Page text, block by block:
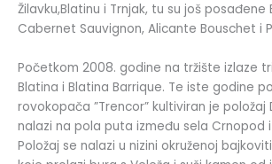
Žilavku,Blatinu i Trnjak, tu su još posađene
Cabernet Sauvignon, Alicante Bouschet i
Početkom 2008. godine na tržište izlaze
Blatina i Blatina Barrique. Te iste godine
rovokopača ”Trencor” kultiviran je položaj
nalazi na pola puta između sela Crnopod
Položaj se nalazi u nizini okruženoj